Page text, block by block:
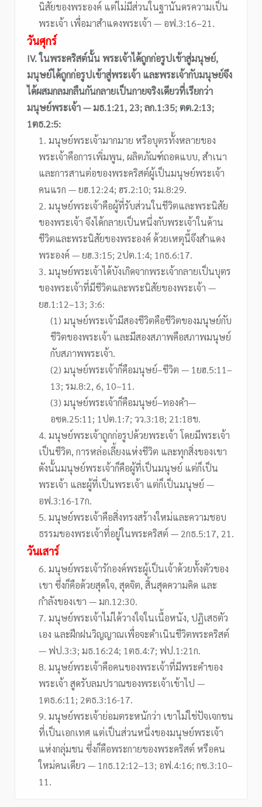
นิสัยของพระองค์ แต่ไม่มีส่วนในฐานันดรความเป็น
พระเจ้า เพื่อมาสำแดงพระเจ้า — อฟ.3:16–21.
วันศุกร์
IV. ในพระคริสต์นั้น พระเจ้าได้ถูกก่อรูปเข้าสู่มนุษย์,
มนุษย์ได้ถูกก่อรูปเข้าสู่พระเจ้า และพระเจ้ากับมนุษย์จึง
ได้ผสมกลมกลืนกันกลายเป็นกายจริงเดียวที่เรียกว่า
มนุษย์พระเจ้า — มธ.1:21, 23; ลก.1:35; ตต.2:13;
1ตธ.2:5:
1. มนุษย์พระเจ้ามากมาย หรือบุตรทั้งหลายของ
พระเจ้าคือการเพิ่มพูน, ผลิตภัณฑ์ถอดแบบ, สำเนา
และการสานต่อของพระคริสต์ผู้เป็นมนุษย์พระเจ้า
คนแรก — ยฮ.12:24; ฮร.2:10; รม.8:29.
2. มนุษย์พระเจ้าคือผู้ที่รับส่วนในชีวิตและพระนิสัย
ของพระเจ้า จึงได้กลายเป็นหนึ่งกับพระเจ้าในด้าน
ชีวิตและพระนิสัยของพระองค์ ด้วยเหตุนี้จึงสำแดง
พระองค์ — ยฮ.3:15; 2ปต.1:4; 1กธ.6:17.
3. มนุษย์พระเจ้าได้บังเกิดจากพระเจ้ากลายเป็นบุตร
ของพระเจ้าที่มีชีวิตและพระนิสัยของพระเจ้า —
ยฮ.1:12–13; 3:6:
(1) มนุษย์พระเจ้ามีสองชีวิตคือชีวิตของมนุษย์กับ
ชีวิตของพระเจ้า และมีสองสภาพคือสภาพมนุษย์
กับสภาพพระเจ้า.
(2) มนุษย์พระเจ้าก็คือมนุษย์–ชีวิต — 1ยฮ.5:11–
13; รม.8:2, 6, 10–11.
(3) มนุษย์พระเจ้าก็คือมนุษย์–ทองคำ—
อซด.25:11; 1ปต.1:7; วว.3:18; 21:18ข.
4. มนุษย์พระเจ้าถูกก่อรูปด้วยพระเจ้า โดยมีพระเจ้า
เป็นชีวิต, การหล่อเลี้ยงแห่งชีวิต และทุกสิ่งของเขา
ดังนั้นมนุษย์พระเจ้าก็คือผู้ที่เป็นมนุษย์ แต่ก็เป็น
พระเจ้า และผู้ที่เป็นพระเจ้า แต่ก็เป็นมนุษย์ —
อฟ.3:16-17ก.
5. มนุษย์พระเจ้าคือสิ่งทรงสร้างใหม่และความชอบ
ธรรมของพระเจ้าที่อยู่ในพระคริสต์ — 2กธ.5:17, 21.
วันเสาร์
6. มนุษย์พระเจ้ารักองค์พระผู้เป็นเจ้าด้วยทั้งตัวของ
เขา ซึ่งก็คือด้วยสุดใจ, สุดจิต, สิ้นสุดความคิด และ
กำลังของเขา — มก.12:30.
7. มนุษย์พระเจ้าไม่ได้วางใจในเนื้อหนัง, ปฏิเสธตัว
เอง และฝึกฝนวิญญาณเพื่อจะดำเนินชีวิตพระคริสต์
— ฟป.3:3; มธ.16:24; 1ตธ.4:7; ฟป.1:21ก.
8. มนุษย์พระเจ้าคือคนของพระเจ้าที่มีพระคำของ
พระเจ้า สูดรับลมปราณของพระเจ้าเข้าไป —
1ตธ.6:11; 2ตธ.3:16-17.
9. มนุษย์พระเจ้าย่อมตระหนักว่า เขาไม่ใช่ปัจเจกชน
ที่เป็นเอกเทศ แต่เป็นส่วนหนึ่งของมนุษย์พระเจ้า
แห่งกลุ่มชน ซึ่งก็คือพระกายของพระคริสต์ หรือคน
ใหม่คนเดียว — 1กธ.12:12–13; อฟ.4:16; กซ.3:10–
11.